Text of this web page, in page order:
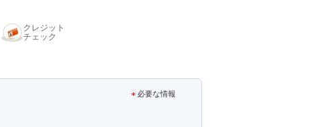
クレジット
チェック
必要な情報